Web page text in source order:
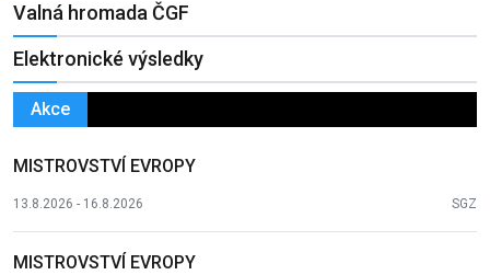
Valná hromada ČGF
Elektronické výsledky
Akce
MISTROVSTVÍ EVROPY
13.8.2026 - 16.8.2026 SGZ
MISTROVSTVÍ EVROPY